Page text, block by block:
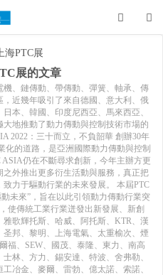
展的文章
、鏈傳動、帶傳動、彈簧、軸承、傳
近幾年吸引了來自德國、意大利、俄
本、韓國、印度尼西亞、馬來西亞、
地推動了動力傳動與控制技術市場的
2022：三十而立，不負韶華 創辦30年
化的道路，是亞洲國際動力傳動與控制
仍在不斷尋求創新，今年主辦方更
外推出更多衍生活動與服務，真正把
力于驅動行業的未來發展。 本屆PTC
未來”，旨在以此引領動力傳動行業突
使傳統工業行業迸發出新發展、新創
歌輝托斯、哈威、阿托斯、KTR、漢
邦、黎明、上海電氣、太重榆次、煙
福、SEW、國茂、泰隆、東力、南高
林、方力、錫安達、特波、舍弗勒、
冶金、麥爾、雷勃、億太諾、索諾、